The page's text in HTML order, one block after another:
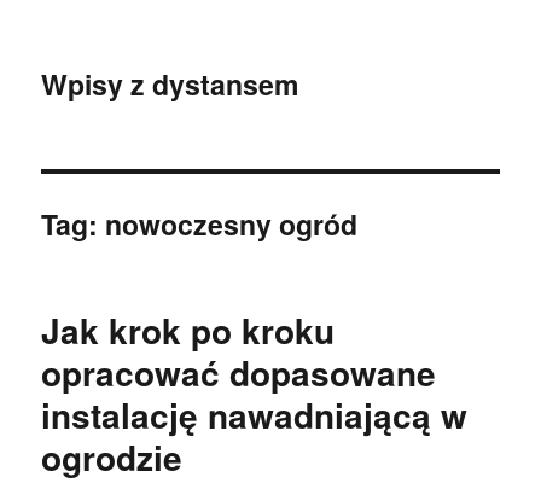
Wpisy z dystansem
Tag: nowoczesny ogród
Jak krok po kroku
opracować dopasowane
instalację nawadniającą w
ogrodzie